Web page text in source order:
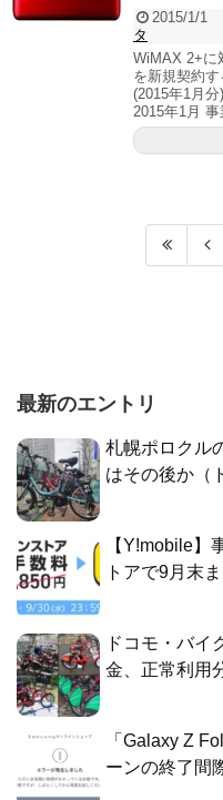
2015/1/1
タ
WiMAX 2+に
を新規契約す
(2015年1月
2015年1月
最新のエントリ
札幌ポロクル
はその後か（
【Y!mobile】
トアで9月末
ドコモ・バイ
金、正常利用
「Galaxy Z
ーンの終了間